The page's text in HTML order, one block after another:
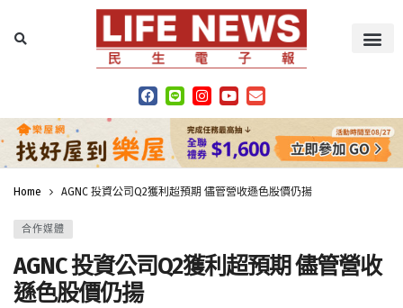
Home AGNC 投資公司Q2獲利超預期 儘管營收遜色股價仍揚
合作媒體
AGNC 投資公司Q2獲利超預期 儘管營收
遜色股價仍揚